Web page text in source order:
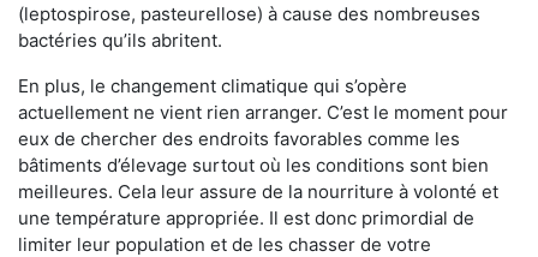
(leptospirose, pasteurellose) à cause des nombreuses
bactéries qu’ils abritent.
En plus, le changement climatique qui s’opère
actuellement ne vient rien arranger. C’est le moment pour
eux de chercher des endroits favorables comme les
bâtiments d’élevage surtout où les conditions sont bien
meilleures. Cela leur assure de la nourriture à volonté et
une température appropriée. Il est donc primordial de
limiter leur population et de les chasser de votre